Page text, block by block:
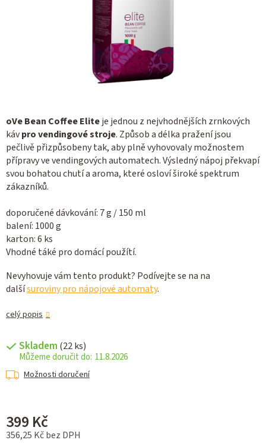
oVe Bean Coffee Eliteje jednou z nejvhodnějších zrnkových
kávpro vendingové stroje. Způsob a délka pražení jsou
pečlivě přizpůsobeny tak, aby plně vyhovovaly možnostem
přípravy ve vendingových automatech. Výsledný nápoj překvapí
svou bohatou chutí a aroma, které osloví široké spektrum
zákazníků.
doporučené dávkování: 7 g / 150 ml
balení: 1000 g
karton: 6 ks
Vhodné táké pro domácí použítí.
Nevyhovuje vám tento produkt? Podívejte se na na
dalšísuroviny pro nápojové automaty.
celý popis
Skladem (22 ks)
11.8.2026
Možnosti doručení
399 Kč
356,25 Kč bez DPH